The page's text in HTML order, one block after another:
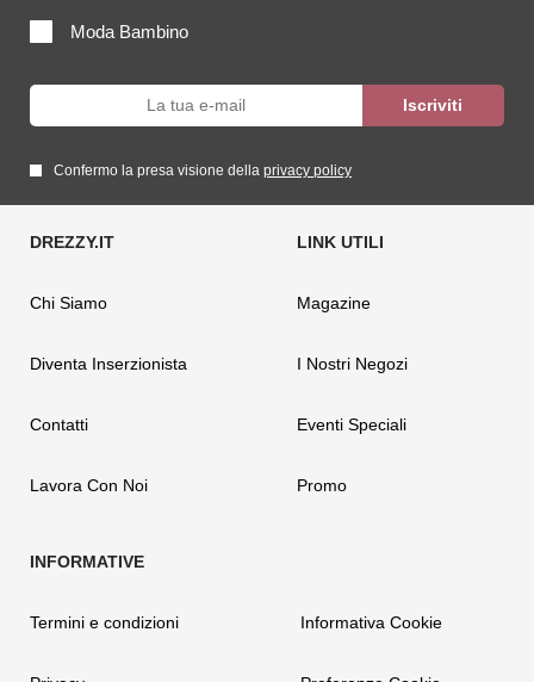
Moda Bambino
Confermo la presa visione della privacy policy
Chi Siamo
Diventa Inserzionista
Contatti
Lavora Con Noi
Magazine
I Nostri Negozi
Eventi Speciali
Promo
Termini e condizioni Informativa Cookie